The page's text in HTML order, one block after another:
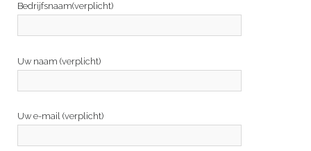
Bedrijfsnaam(verplicht)
Uw naam (verplicht)
Uw e-mail (verplicht)